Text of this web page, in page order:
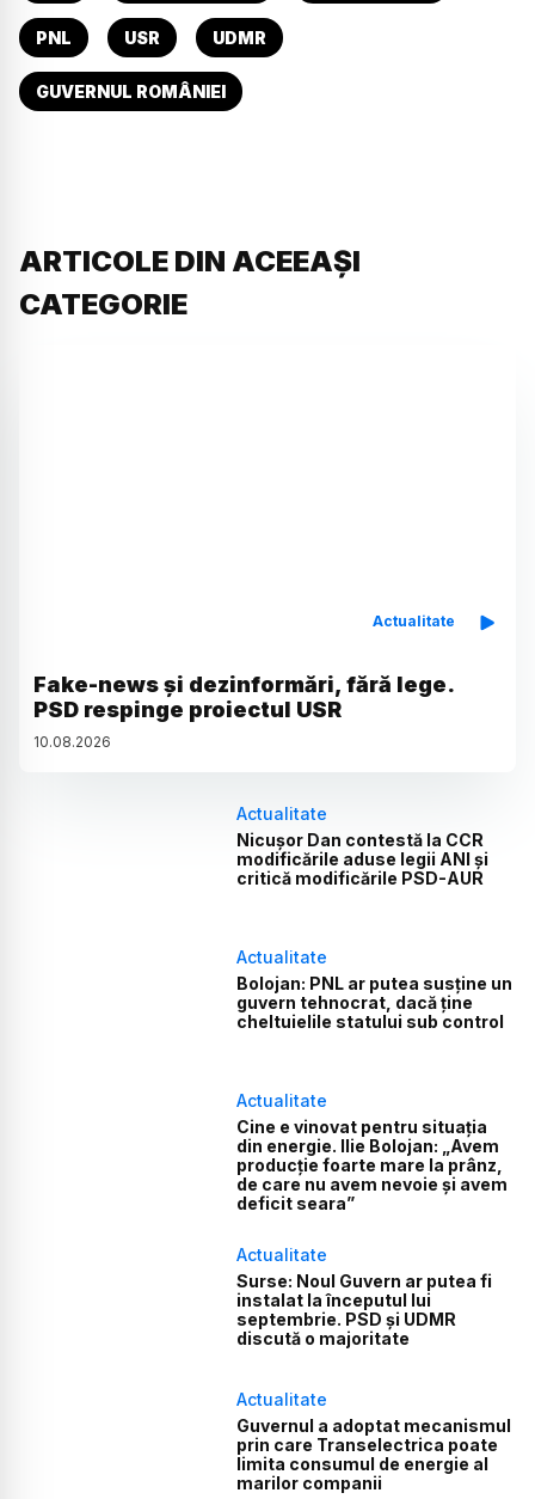
PNL USR UDMR
GUVERNUL ROMÂNIEI
ARTICOLE DIN ACEEAȘI
CATEGORIE
Actualitate
Fake-news și dezinformări, fără lege.
PSD respinge proiectul USR
10.08.2026
Actualitate
Nicușor Dan contestă la CCR
modificările aduse legii ANI și
critică modificările PSD-AUR
Actualitate
Bolojan: PNL ar putea susține un
guvern tehnocrat, dacă ține
cheltuielile statului sub control
Actualitate
Cine e vinovat pentru situația
din energie. Ilie Bolojan: „Avem
producție foarte mare la prânz,
de care nu avem nevoie și avem
deficit seara”
Actualitate
Surse: Noul Guvern ar putea fi
instalat la începutul lui
septembrie. PSD și UDMR
discută o majoritate
Actualitate
Guvernul a adoptat mecanismul
prin care Transelectrica poate
limita consumul de energie al
marilor companii